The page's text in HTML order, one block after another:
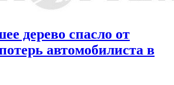
дерево спасло от
автомобилиста в